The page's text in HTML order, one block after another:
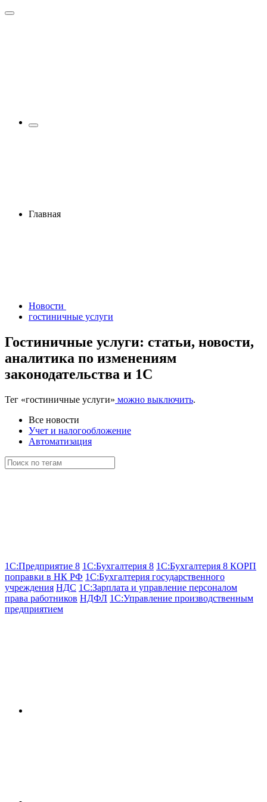
Главная
Новости
гостиничные услуги
Гостиничные услуги: статьи, новости,
аналитика по изменениям
законодательства и 1С
Тег «гостиничные услуги» можно выключить.
Все новости
Учет и налогообложение
Автоматизация
1С:Предприятие 8 1С:Бухгалтерия 8 1С:Бухгалтерия 8 КОРП
поправки в НК РФ 1С:Бухгалтерия государственного
учреждения НДС 1С:Зарплата и управление персоналом
права работников НДФЛ 1С:Управление производственным
предприятием